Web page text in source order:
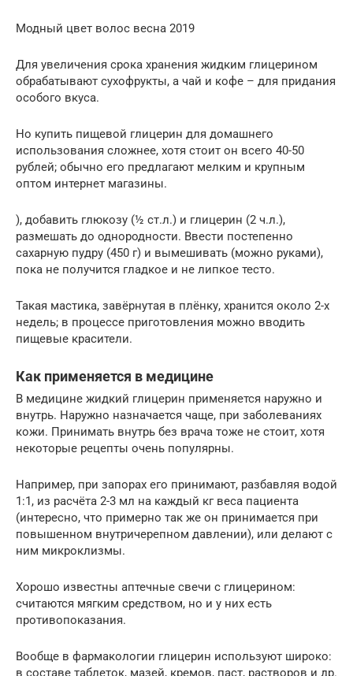
Модный цвет волос весна 2019
Для увеличения срока хранения жидким глицерином
обрабатывают сухофрукты, а чай и кофе – для придания
особого вкуса.
Но купить пищевой глицерин для домашнего
использования сложнее, хотя стоит он всего 40-50
рублей; обычно его предлагают мелким и крупным
оптом интернет магазины.
), добавить глюкозу (½ ст.л.) и глицерин (2 ч.л.),
размешать до однородности. Ввести постепенно
сахарную пудру (450 г) и вымешивать (можно руками),
пока не получится гладкое и не липкое тесто.
Такая мастика, завёрнутая в плёнку, хранится около 2-х
недель; в процессе приготовления можно вводить
пищевые красители.
Как применяется в медицине
В медицине жидкий глицерин применяется наружно и
внутрь. Наружно назначается чаще, при заболеваниях
кожи. Принимать внутрь без врача тоже не стоит, хотя
некоторые рецепты очень популярны.
Например, при запорах его принимают, разбавляя водой
1:1, из расчёта 2-3 мл на каждый кг веса пациента
(интересно, что примерно так же он принимается при
повышенном внутричерепном давлении), или делают с
ним микроклизмы.
Хорошо известны аптечные свечи с глицерином:
считаются мягким средством, но и у них есть
противопоказания.
Вообще в фармакологии глицерин используют широко:
в составе таблеток, мазей, кремов, паст, растворов и др.